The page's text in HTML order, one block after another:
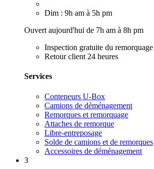
Dim : 9h am à 5h pm
Ouvert aujourd'hui de 7h am à 8h pm
Inspection gratuite du remorquage
Retour client 24 heures
Services
Conteneurs U-Box
Camions de déménagement
Remorques et remorquage
Attaches de remorque
Libre-entreposage
Solde de camions et de remorques
Accessoires de déménagement
3